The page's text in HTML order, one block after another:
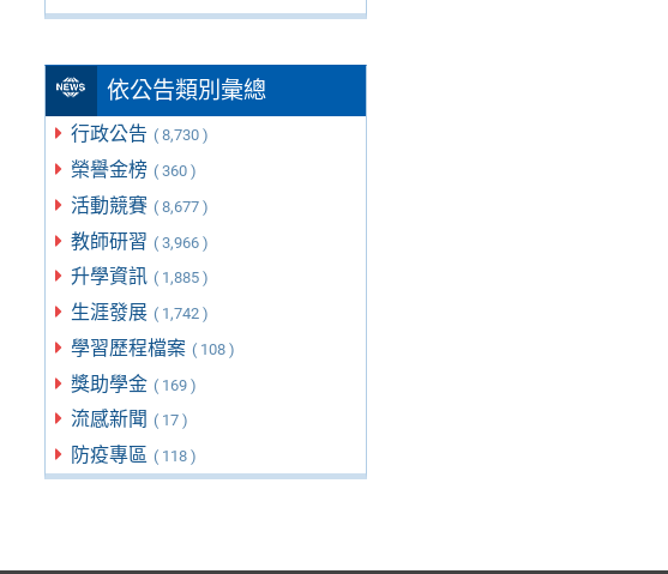
依公告類別彙總
行政公告 ( 8,730 )
榮譽金榜 ( 360 )
活動競賽 ( 8,677 )
教師研習 ( 3,966 )
升學資訊 ( 1,885 )
生涯發展 ( 1,742 )
學習歷程檔案 ( 108 )
獎助學金 ( 169 )
流感新聞 ( 17 )
防疫專區 ( 118 )